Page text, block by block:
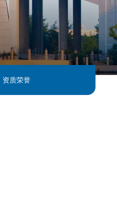
资质荣誉